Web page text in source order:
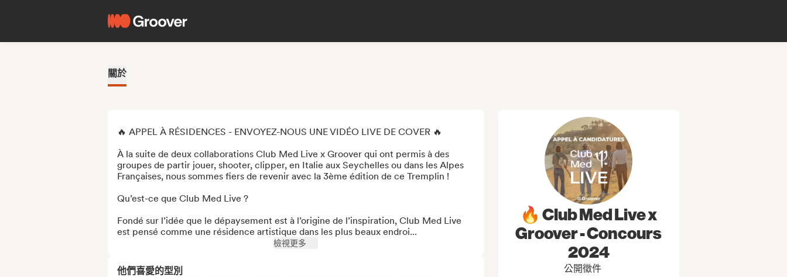
關於
🔥 APPEL À RÉSIDENCES - ENVOYEZ-NOUS UNE VIDÉO LIVE DE COVER 🔥
À la suite de deux collaborations Club Med Live x Groover qui ont permis à des
groupes de partir jouer, shooter, clipper, en Italie aux Seychelles ou dans les Alpes
Françaises, nous sommes fiers de revenir avec la 3ème édition de ce Tremplin !
Qu’est-ce que Club Med Live ?
Fondé sur l’idée que le dépaysement est à l’origine de l’inspiration, Club Med Live
est pensé comme une résidence artistique dans les plus beaux endroi...
檢視更多
他們喜愛的型別
🔥 Club Med Live x
Groover - Concours
2024
公開徵件